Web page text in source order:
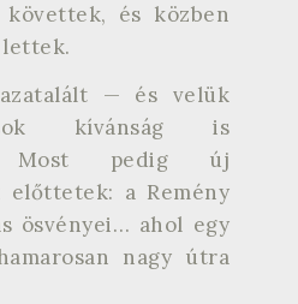
és közben
lettek.
— és velük
kívánság is
Most pedig új
előttetek: a Remény
ösvényei… ahol egy
nagy útra